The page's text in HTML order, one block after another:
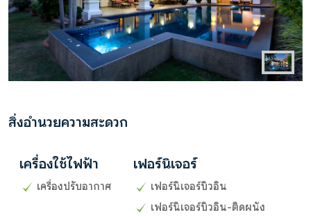
สิ่งอำนวยความสะดวก
เครื่องใช้ไฟฟ้า
เครื่องปรับอากาศ
เฟอร์นิเจอร์
เฟอร์นิเจอร์บิวอิน
เฟอร์นิเจอร์บิวอิน-ติดผนัง